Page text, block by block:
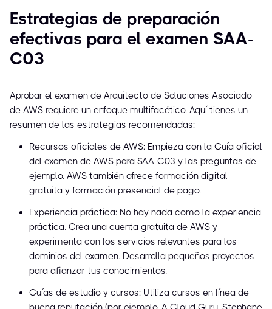
Estrategias de preparación
efectivas para el examen SAA-
C03
Aprobar el examen de Arquitecto de Soluciones Asociado
de AWS requiere un enfoque multifacético. Aquí tienes un
resumen de las estrategias recomendadas:
Recursos oficiales de AWS: Empieza con la Guía oficial
del examen de AWS para SAA-C03 y las preguntas de
ejemplo. AWS también ofrece formación digital
gratuita y formación presencial de pago.
Experiencia práctica: No hay nada como la experiencia
práctica. Crea una cuenta gratuita de AWS y
experimenta con los servicios relevantes para los
dominios del examen. Desarrolla pequeños proyectos
para afianzar tus conocimientos.
Guías de estudio y cursos: Utiliza cursos en línea de